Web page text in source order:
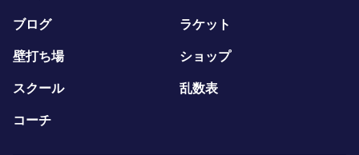
ブログ ラケット
壁打ち場 ショップ
スクール 乱数表
コーチ